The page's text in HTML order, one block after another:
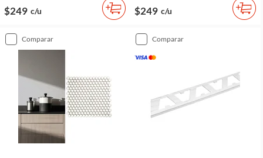
$249 c/u $249 c/u
comparar comparar